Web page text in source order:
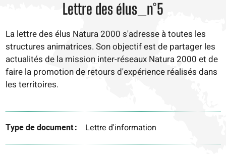
Lettre des élus_n°5
La lettre des élus Natura 2000 s'adresse à toutes les
structures animatrices. Son objectif est de partager les
actualités de la mission inter-réseaux Natura 2000 et de
faire la promotion de retours d'expérience réalisés dans
les territoires.
Type de document Lettre d'information